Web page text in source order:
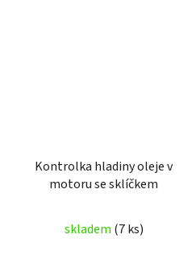
Kontrolka hladiny oleje v
motoru se sklíčkem
skladem (7 ks)